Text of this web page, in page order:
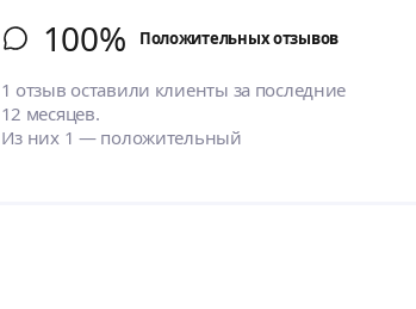
100% Положительных отзывов
1 отзыв оставили клиенты за последние
12 месяцев.
Из них 1 — положительный